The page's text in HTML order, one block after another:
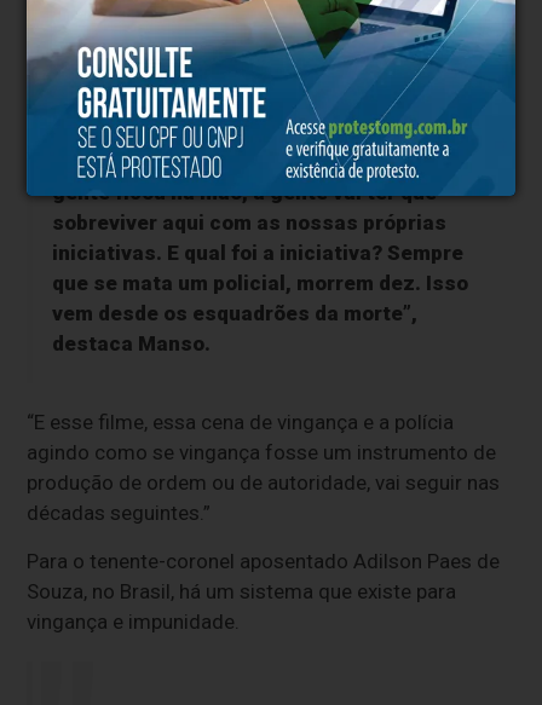
uma média de 8,5 mortes de civis para cada
policial assassinado.
“Os caras vieram e mataram uns 50
policiais. A gente não sabia de nada, a
gente ficou na mão, a gente vai ter que
sobreviver aqui com as nossas próprias
iniciativas. E qual foi a iniciativa? Sempre
que se mata um policial, morrem dez. Isso
vem desde os esquadrões da morte”,
destaca Manso.
“E esse filme, essa cena de vingança e a polícia
agindo como se vingança fosse um instrumento de
produção de ordem ou de autoridade, vai seguir nas
décadas seguintes.”
Para o tenente-coronel aposentado Adilson Paes de
Souza, no Brasil, há um sistema que existe para
vingança e impunidade.